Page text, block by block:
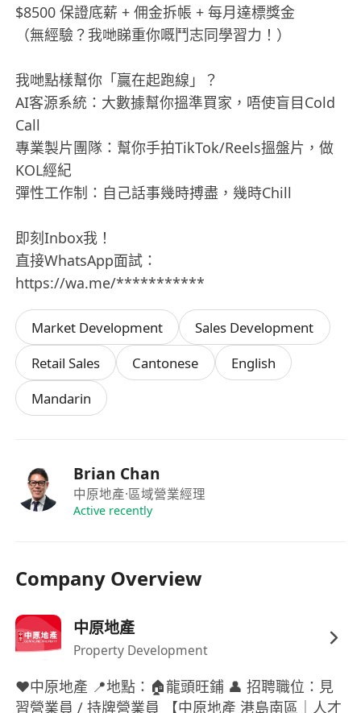
$8500 保證底薪 + 佣金拆帳 + 每月達標獎金
（無經驗？我哋睇重你嘅鬥志同學習力！）
我哋點樣幫你「贏在起跑線」？
AI客源系統：大數據幫你搵準買家，唔使盲目Cold
Call
專業製片團隊：幫你手拍TikTok/Reels搵盤片，做
KOL經紀
彈性工作制：自己話事幾時搏盡，幾時Chill
即刻Inbox我！
直接WhatsApp面試：
https://wa.me/***********
Market Development
Sales Development
Retail Sales
Cantonese
English
Mandarin
Brian Chan
中原地產·區域營業經理
Active recently
Company Overview
中原地產
Property Development
❤️中原地產 📍地點：🏠龍頭旺鋪 👤 招聘職位：見
習營業員 / 持牌營業員 【中原地產 港島南區｜人才